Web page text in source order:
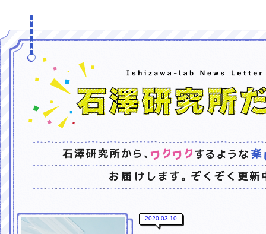
2020.03.10